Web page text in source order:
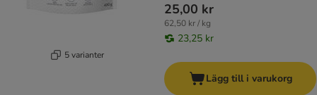
5 varianter
25,00 kr
62,50 kr / kg
23,25 kr
Lägg till i varukorg